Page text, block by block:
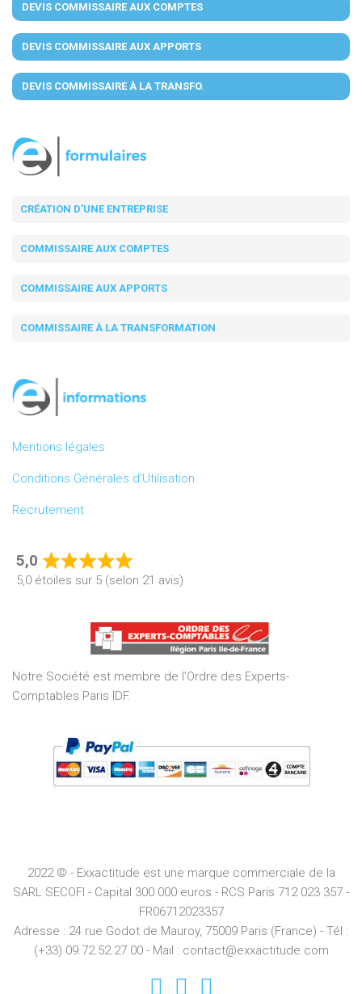
DEVIS COMMISSAIRE AUX COMPTES
DEVIS COMMISSAIRE AUX APPORTS
DEVIS COMMISSAIRE À LA TRANSFO.
CRÉATION D'UNE ENTREPRISE
COMMISSAIRE AUX COMPTES
COMMISSAIRE AUX APPORTS
COMMISSAIRE À LA TRANSFORMATION
Mentions légales
Conditions Générales d’Utilisation
Recrutement
5,0
Rated
5,0
of
5
5,0 étoiles sur 5 (selon 21 avis)
Notre Société est membre de l’Ordre des Experts-
Comptables Paris IDF.
2022 © - Exxactitude est une marque commerciale de la
SARL SECOFI - Capital 300 000 euros - RCS Paris 712 023 357 -
FR06712023357
Adresse : 24 rue Godot de Mauroy, 75009 Paris (France) - Tél :
(+33) 09.72.52.27.00 - Mail : contact@exxactitude.com